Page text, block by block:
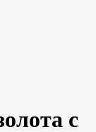
с